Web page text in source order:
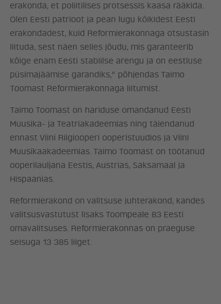
ERAKOND
UUDISED
erakonda, et poliitilises protsessis kaasa rääkida.
Olen Eesti patrioot ja pean lugu kõikidest Eesti
erakondadest, kuid Reformierakonnaga otsustasin
liituda, sest näen selles jõudu, mis garanteerib
kõige enam Eesti stabiilse arengu ja on eestluse
püsimajäämise garandiks,“ põhjendas Taimo
Toomast Reformierakonnaga liitumist.
Taimo Toomast on hariduse omandanud Eesti
Muusika- ja Teatriakadeemias ning täiendanud
ennast Viini Riigiooperi ooperistuudios ja Viini
Muusikaakadeemias. Taimo Toomast on töötanud
ooperilauljana Eestis, Austrias, Saksamaal ja
Hispaanias.
Reformierakond on valitsuse juhterakond, kandes
valitsusvastutust lisaks Toompeale 83 Eesti
omavalitsuses. Reformierakonnas on praeguse
seisuga 13 385 liiget.